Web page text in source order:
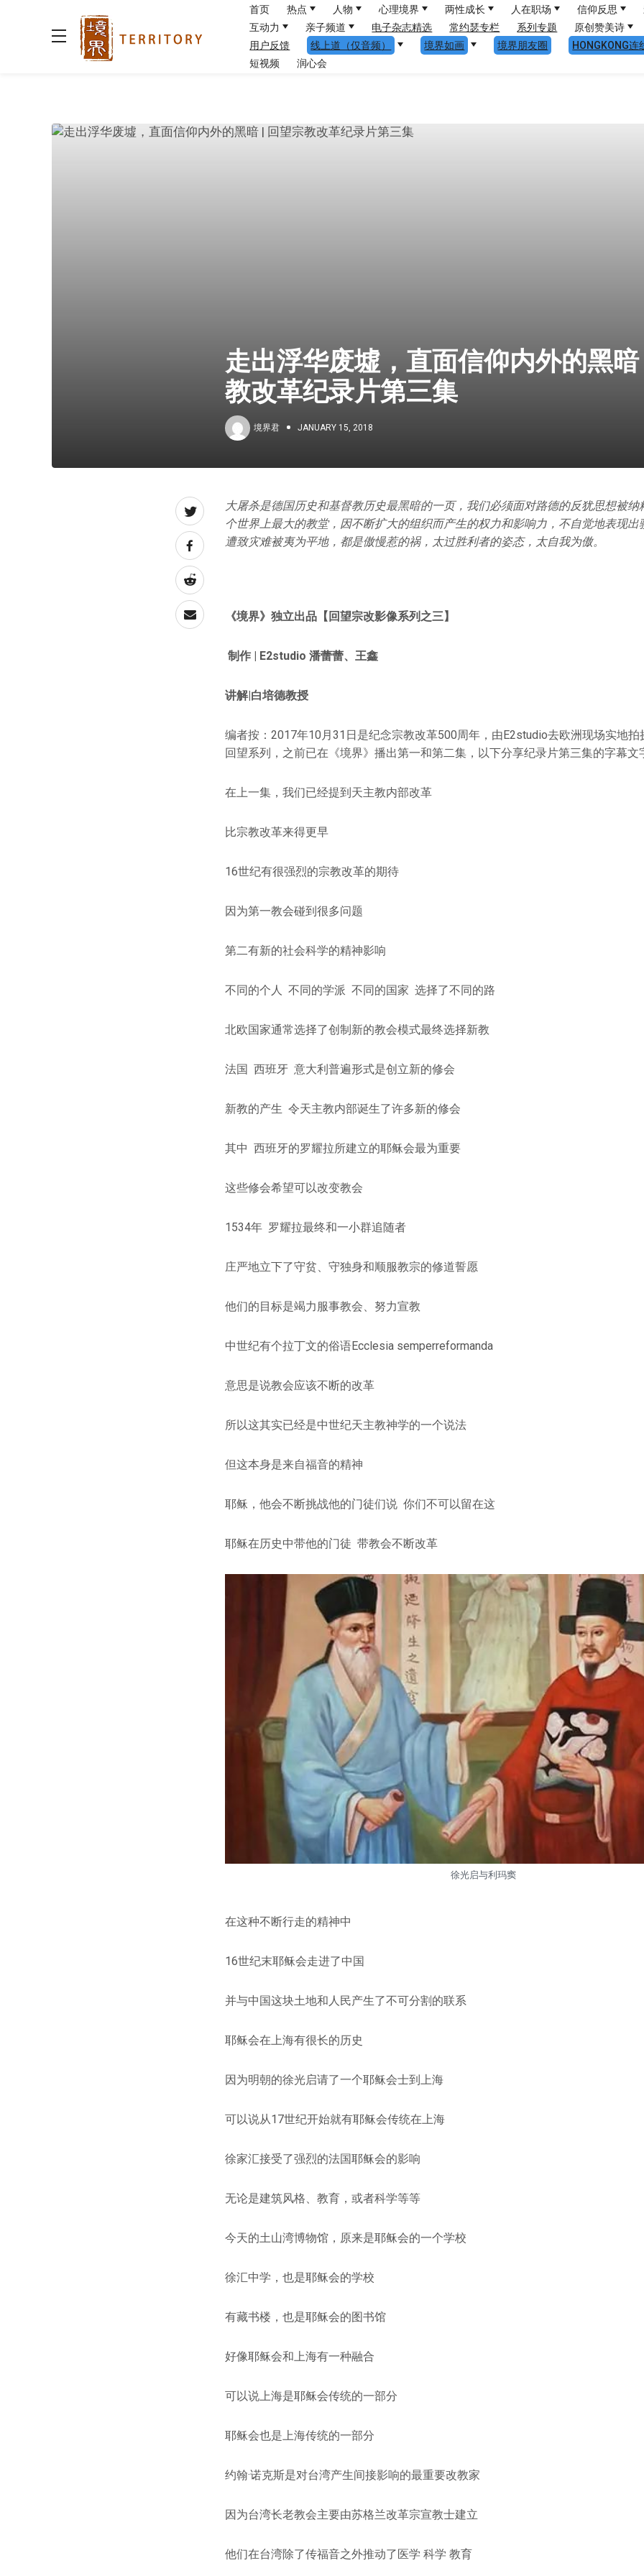
首页 热点 人物 心理境界 两性成长 人在职场 信仰反思
互动力
亲子频道 电子杂志精选 常约瑟专栏 系列专题 原创赞美诗
用户反馈
线上道（仅音频） 境界如画 境界朋友圈
HONGKONG连
短视频
润心会
走出浮华废墟，直面信仰内外的黑
教改革纪录片第三集
境界君 JANUARY 15, 2018
大屠杀是德国历史和基督教历史最黑暗的一页，我们必须面对路德的反犹思想被纳
个世界上最大的教堂，因不断扩大的组织而产生的权力和影响力，不自觉地表现出
遭致灾难被夷为平地，都是傲慢惹的祸，太过胜利者的姿态，太自我为傲。
《境界》独立出品【回望宗改影像系列之三】
制作 | E2studio 潘蕾蕾、王鑫
讲解|白培德教授
编者按：2017年10月31日是纪念宗教改革500周年，由E2studio去欧洲现场实地拍
回望系列，之前已在《境界》播出第一和第二集，以下分享纪录片第三集的字幕文
在上一集，我们已经提到天主教内部改革
比宗教改革来得更早
16世纪有很强烈的宗教改革的期待
因为第一教会碰到很多问题
第二有新的社会科学的精神影响
不同的个人 不同的学派 不同的国家 选择了不同的路
北欧国家通常选择了创制新的教会模式最终选择新教
法国 西班牙 意大利普遍形式是创立新的修会
新教的产生 令天主教内部诞生了许多新的修会
其中 西班牙的罗耀拉所建立的耶稣会最为重要
这些修会希望可以改变教会
1534年 罗耀拉最终和一小群追随者
庄严地立下了守贫、守独身和顺服教宗的修道誓愿
他们的目标是竭力服事教会、努力宣教
中世纪有个拉丁文的俗语Ecclesia semperreformanda
意思是说教会应该不断的改革
所以这其实已经是中世纪天主教神学的一个说法
但这本身是来自福音的精神
耶稣，他会不断挑战他的门徒们说 你们不可以留在这
耶稣在历史中带他的门徒 带教会不断改革
徐光启与利玛窦
在这种不断行走的精神中
16世纪末耶稣会走进了中国
并与中国这块土地和人民产生了不可分割的联系
耶稣会在上海有很长的历史
因为明朝的徐光启请了一个耶稣会士到上海
可以说从17世纪开始就有耶稣会传统在上海
徐家汇接受了强烈的法国耶稣会的影响
无论是建筑风格、教育，或者科学等等
今天的土山湾博物馆，原来是耶稣会的一个学校
徐汇中学，也是耶稣会的学校
有藏书楼，也是耶稣会的图书馆
好像耶稣会和上海有一种融合
可以说上海是耶稣会传统的一部分
耶稣会也是上海传统的一部分
约翰·诺克斯是对台湾产生间接影响的最重要改教家
因为台湾长老教会主要由苏格兰改革宗宣教士建立
他们在台湾除了传福音之外推动了医学 科学 教育